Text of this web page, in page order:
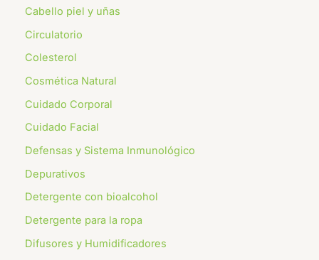
Cabello piel y uñas
Circulatorio
Colesterol
Cosmética Natural
Cuidado Corporal
Cuidado Facial
Defensas y Sistema Inmunológico
Depurativos
Detergente con bioalcohol
Detergente para la ropa
Difusores y Humidificadores